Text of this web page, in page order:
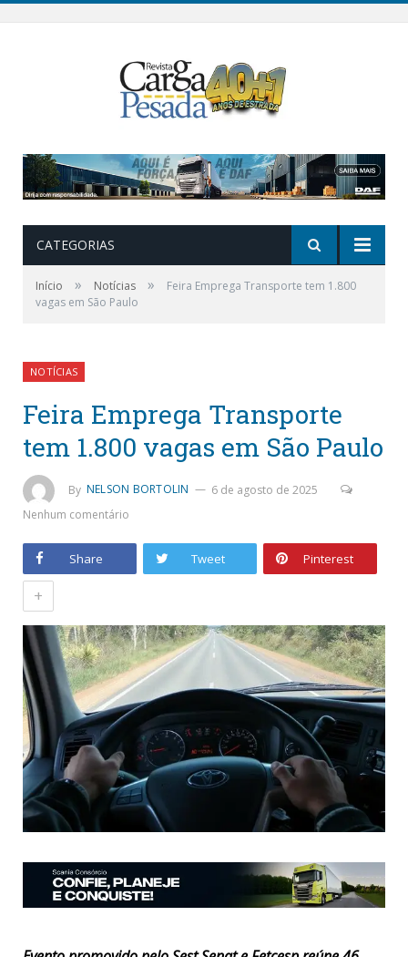
CATEGORIAS
Início » Notícias »
Feira Emprega Transporte tem 1.800
vagas em São Paulo
NOTÍCIAS
Feira Emprega Transporte
tem 1.800 vagas em São Paulo
By NELSON BORTOLIN
6 de agosto de 2025
Nenhum comentário
Share Tweet Pinterest
+